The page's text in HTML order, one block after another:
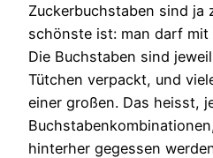
Zuckerbuchstaben sind ja
schönste ist: man darf mit
Die Buchstaben sind
Tütchen verpackt, und
einer großen. Das heisst,
hinterher gegessen